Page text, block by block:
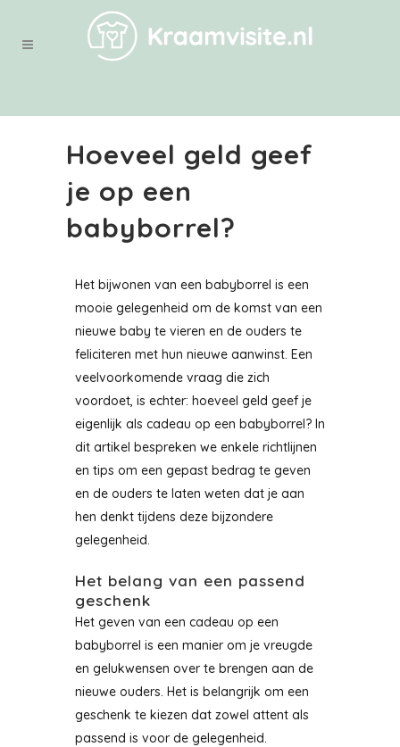
Hoeveel geld geef
je op een
babyborrel?
Het bijwonen van een babyborrel is een
mooie gelegenheid om de komst van een
nieuwe baby te vieren en de ouders te
feliciteren met hun nieuwe aanwinst. Een
veelvoorkomende vraag die zich
voordoet, is echter: hoeveel geld geef je
eigenlijk als cadeau op een babyborrel? In
dit artikel bespreken we enkele richtlijnen
en tips om een gepast bedrag te geven
en de ouders te laten weten dat je aan
hen denkt tijdens deze bijzondere
gelegenheid.
Het belang van een passend
geschenk
Het geven van een cadeau op een
babyborrel is een manier om je vreugde
en gelukwensen over te brengen aan de
nieuwe ouders. Het is belangrijk om een
geschenk te kiezen dat zowel attent als
passend is voor de gelegenheid.